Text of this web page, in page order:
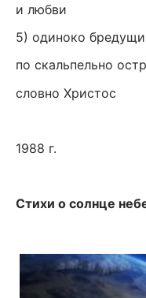
и любви
5) одиноко
по скальпельно
словно Христос
1988 г.
Стихи о солнце